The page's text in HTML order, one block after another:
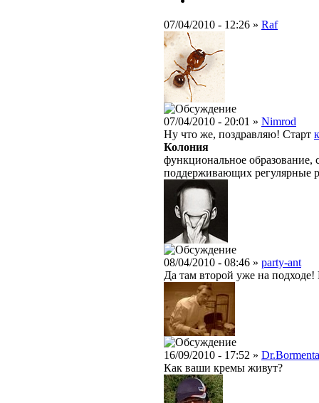
07/04/2010 - 12:26 » Raf
07/04/2010 - 20:01 » Nimrod
Ну что же, поздравляю! Старт
Колония
функциональное образование,
поддерживающих регулярные
08/04/2010 - 08:46 » party-ant
Да там второй уже на
16/09/2010 - 17:52 »
Как ваши кремы живут?